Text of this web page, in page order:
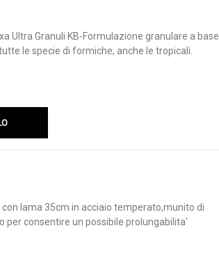
Ultra Granuli KB-Formulazione granulare a base
le specie di formiche, anche le tropicali.
lama 35cm in acciaio temperato,munito di
per consentire un possibile prolungabilita'